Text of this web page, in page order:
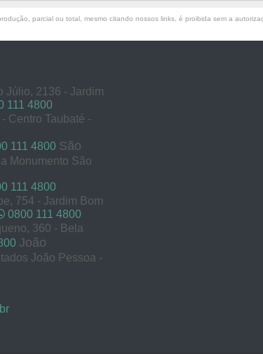
parcial ou total, mesmo citando nossos links, é proibida sem a
Júlio, 2136 - Jardim
111 4800
Centro Taubaté -
111 4800 São
Monumento São
111 4800
754 - Jardim Bom
0800 111 4800
360 - Bela
João
João Pessoa -